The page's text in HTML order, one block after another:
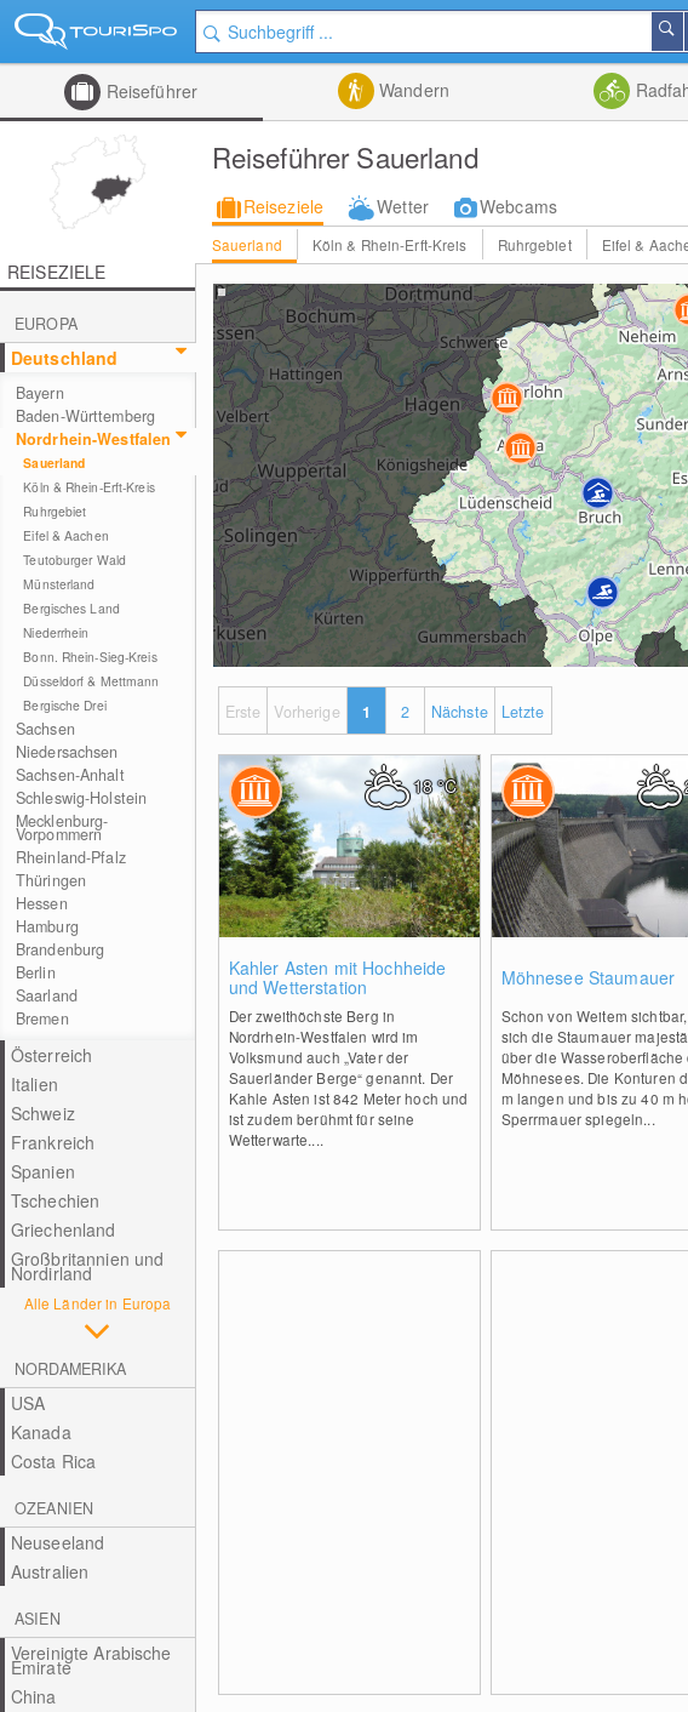
Reiseführer Wandern
Reiseführer Sauerland
Reiseziele Wetter Webcams
Sauerland Köln & Rhein-Erft-Kreis Ruhrgebiet Eifel &
REISEZIELE
EUROPA
Deutschland
Bayern
Baden-Württemberg
Nordrhein-Westfalen
Sauerland
Köln & Rhein-Erft-Kreis
Ruhrgebiet
Eifel & Aachen
Teutoburger Wald
Münsterland
Bergisches Land
Niederrhein
Bonn. Rhein-Sieg-Kreis
Düsseldorf & Mettmann
Bergische Drei
Sachsen
Niedersachsen
Sachsen-Anhalt
Schleswig-Holstein
Mecklenburg-
Vorpommern
Rheinland-Pfalz
Thüringen
Hessen
Hamburg
Brandenburg
Berlin
Saarland
Bremen
Österreich
Italien
Schweiz
Frankreich
Spanien
Tschechien
Griechenland
Großbritannien und
Nordirland
Alle Länder in Europa
NORDAMERIKA
USA
Kanada
Costa Rica
OZEANIEN
Neuseeland
Australien
ASIEN
Vereinigte Arabische
Emirate
China
Erste Vorherige 1 2 Nächste Letzte
Kahler Asten mit Hochheide
und Wetterstation
Der zweithöchste Berg in
Nordrhein-Westfalen wird im
Volksmund auch „Vater der
Sauerländer Berge“ genannt. Der
Kahle Asten ist 842 Meter hoch und
ist zudem berühmt für seine
Wetterwarte....
18°C
Möhnesee Staumauer
Schon von Weitem
sich die Staumauer
über die Wasseroberfläche
Möhnesees. Die Konturen
m langen und bis zu 40 m
Sperrmauer spiegeln...